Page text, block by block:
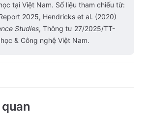
tại Việt Nam. Số liệu tham chiếu từ:
2025, Hendricks et al. (2020)
Studies, Thông tư 27/2025/TT-
& Công nghệ Việt Nam.